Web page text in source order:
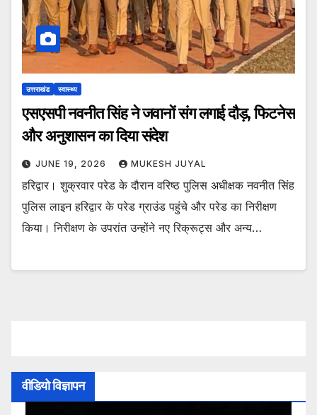
उत्तराखंड स्वास्थ्य
एसएसपी नवनीत सिंह ने जवानों संग लगाई दौड़, फिटनेस
और अनुशासन का दिया संदेश
JUNE 19, 2026 MUKESH JUYAL
हरिद्वार। शुक्रवार परेड के दौरान वरिष्ठ पुलिस अधीक्षक नवनीत सिंह
पुलिस लाइन हरिद्वार के परेड ग्राउंड पहुंचे और परेड का निरीक्षण
किया। निरीक्षण के उपरांत उन्होंने नए रिक्रूट्स और अन्य…
वीडियो विज्ञापन